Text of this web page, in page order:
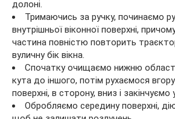
долоні.
Тримаючись за ручку, починаємо
внутрішньої віконної поверхні,
частина повністю повторить
вуличну бік вікна.
Спочатку очищаємо нижню
кута до іншого, потім рухаємося
поверхні, в сторону, вниз і закінчуємо
Обробляємо середину поверхні,